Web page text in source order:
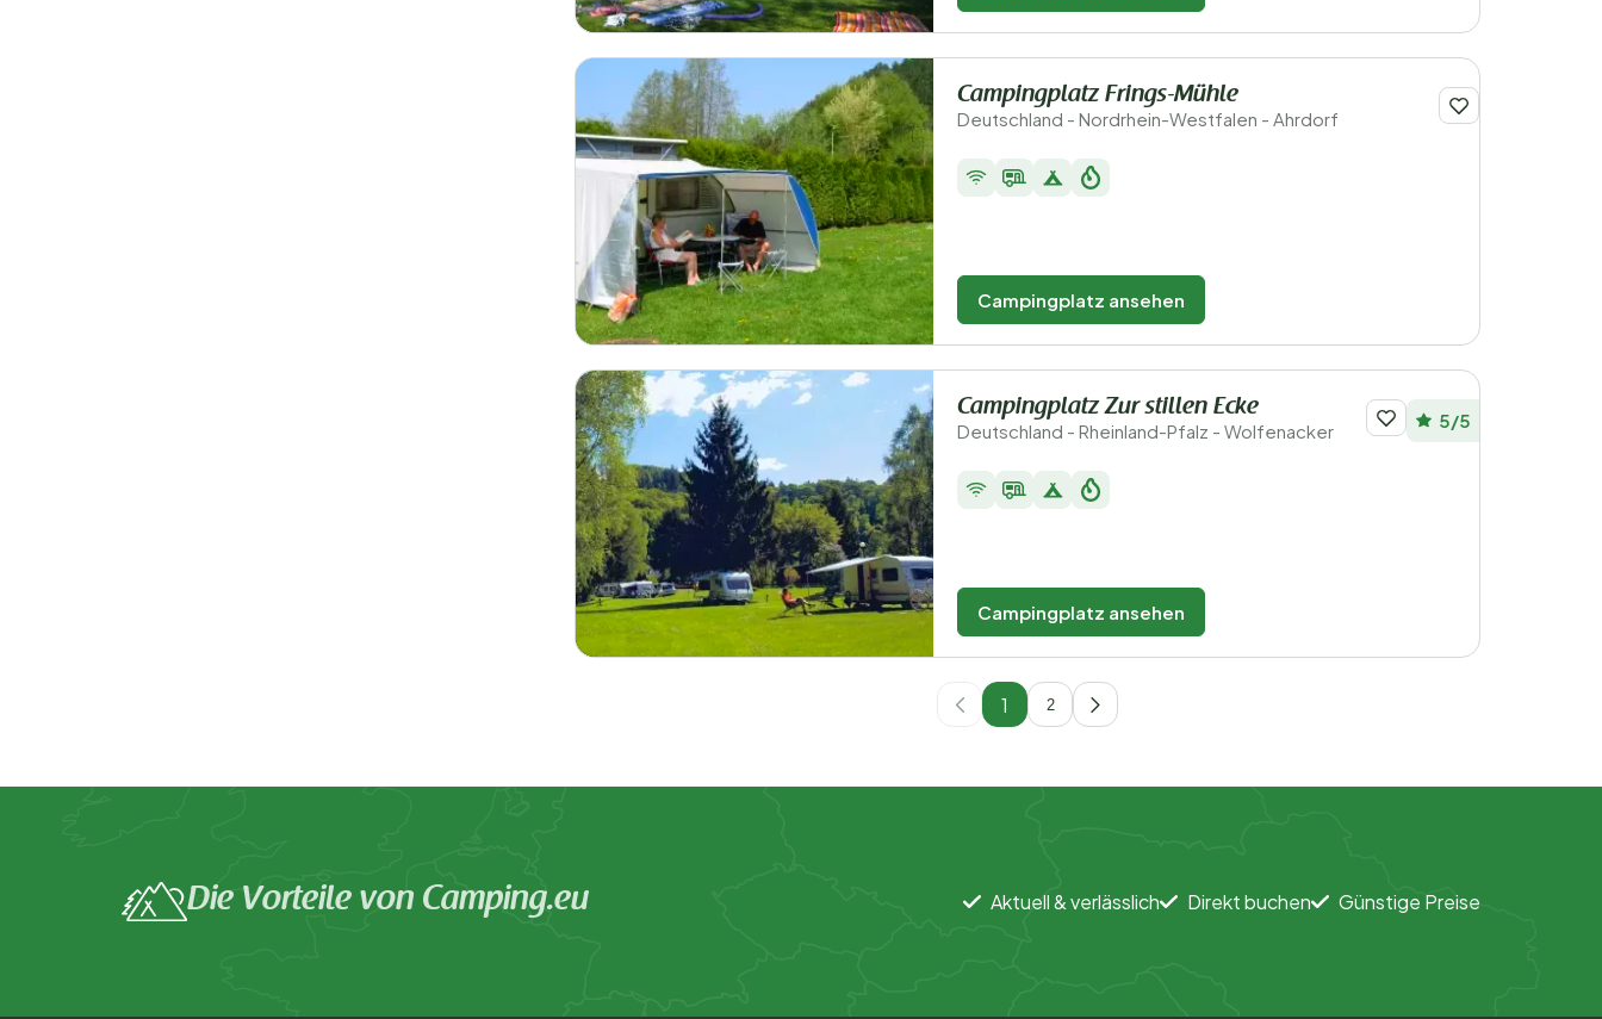
Campingplatz Frings-Mühle
Deutschland - Nordrhein-Westfalen - Ahrdorf
Campingplatz ansehen
Campingplatz Zur stillen Ecke
Deutschland - Rheinland-Pfalz - Wolfenacker 5/5
Campingplatz ansehen
1 2
Die Vorteile von Camping.eu Aktuell & verlässlich Direkt buchen Günstige Preise